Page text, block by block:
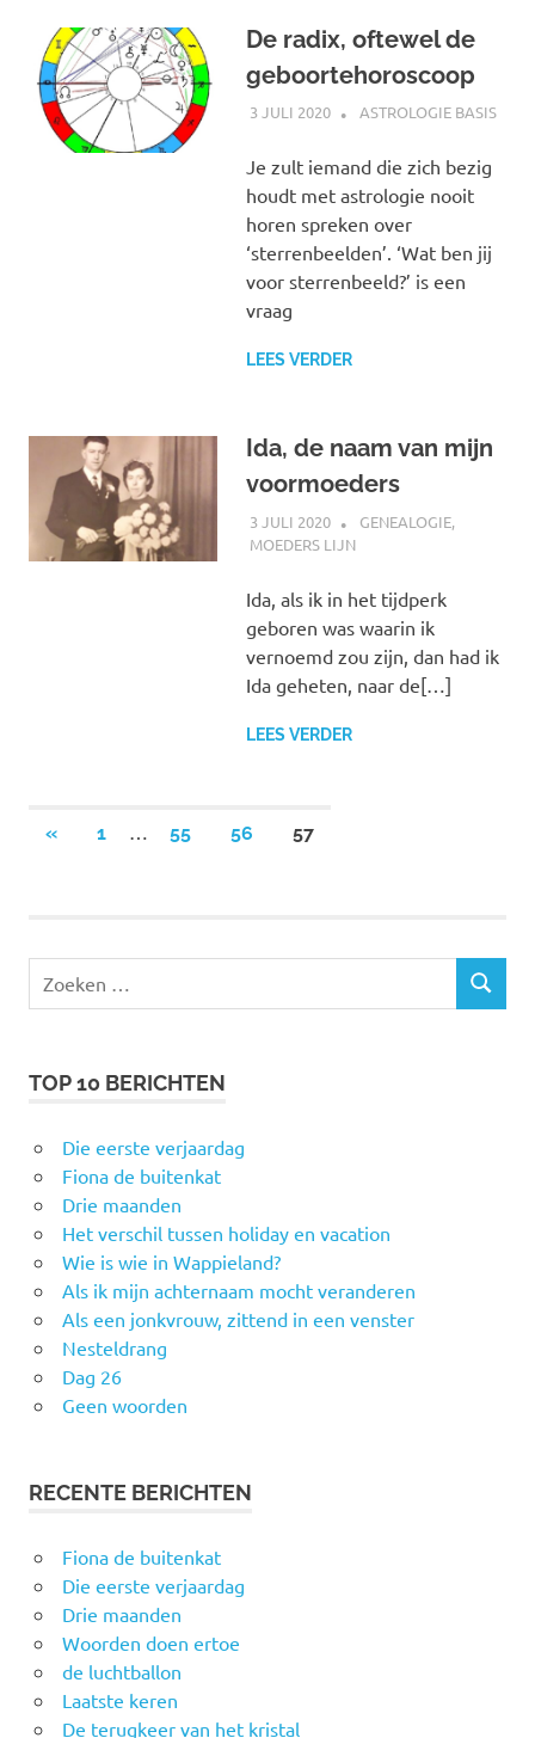
De radix, oftewel de
geboortehoroscoop
3 JULI 2020 MARJOLEIN
ASTROLOGIE BASIS
Je zult iemand die zich bezig
houdt met astrologie nooit
horen spreken over
‘sterrenbeelden’. ‘Wat ben jij
voor sterrenbeeld?’ is een
vraag
LEES VERDER
Ida, de naam van mijn
voormoeders
3 JULI 2020 MARJOLEIN
GENEALOGIE,
MOEDERS LIJN
Ida, als ik in het tijdperk
geboren was waarin ik
vernoemd zou zijn, dan had ik
Ida geheten, naar de[…]
LEES VERDER
Berichten
«VORIGE
1 … 55 56 57
Zoeken
ZOEKEN
TOP 10 BERICHTEN
Die eerste verjaardag
Fiona de buitenkat
Drie maanden
Het verschil tussen holiday en vacation
Wie is wie in Wappieland?
Als ik mijn achternaam mocht veranderen
Als een jonkvrouw, zittend in een venster
Nesteldrang
Dag 26
Geen woorden
RECENTE BERICHTEN
Fiona de buitenkat
Die eerste verjaardag
Drie maanden
Woorden doen ertoe
de luchtballon
Laatste keren
De terugkeer van het kristal